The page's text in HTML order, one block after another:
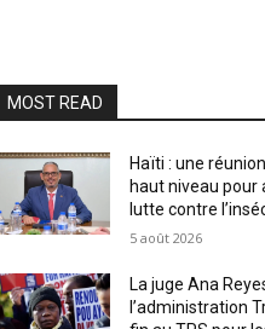
MOST READ
Haïti : une
haut niveau pour
lutte contre
5 août 2026
La juge Ana
l’administration